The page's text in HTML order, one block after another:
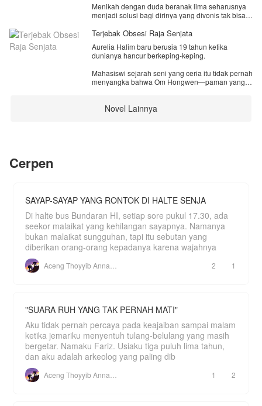
bukan lagi berada di dunianya sendiri, melainkan
masuk ke dalam novel yang semalam ia baca.
memiliki perlindungan plot, juga bukan antagonis
yang berkuasa melainkan hanya seorang figuran.
Seorang figuran yang dalam cerita aslinya dikenal
karena satu hal: tergila-gila pada sang antagonis.
Dan yang paling mengerikan, Asha tahu persis
bagaimana akhir dari karakter itu nasib paling
mengenaskan yang bahkan tak layak disebut
Menikah dengan duda beranak lima seharusnya
menjadi solusi bagi dirinya yang divonis tak bisa
lima anak Pak Baskara telah bersekutu untuk
mengusir setiap wanita yang mencoba
bertahan, atau menjadi nama berikutnya dalam
daftar kegagalan?
Terjebak Obsesi Raja Senjata
Aurelia Halim baru berusia 19 tahun ketika
dunianya hancur berkeping-keping.
Mahasiswi sejarah seni yang ceria itu tidak pernah
menyangka bahwa Om Hongwen—paman yang
makan keluarga—adalah orang yang menjualnya
ke Segitiga Emas.
Renard Kwee.
Sang Serigala Hitam.
Pemimpin tertinggi organisasi Black Wolf—pria
paling berkuasa dan paling ditakuti di seluruh Asia
adalah hukum. Dan ketika semua orang berlutut di
Tidak ada daftar yang ditempel di dinding. Tidak
ada aturan yang dibacakan keras-keras. Namun
**Sepuluh Larangan** Sang Serigala mengikat
setiap napas, setiap langkah, setiap pilihan
Aurelia—dan dia hanya tahu di mana batasnya
setelah melewatinya. Jangan hubungi siapa pun.
Novel Lainnya
Cerpen
SAYAP-SAYAP YANG RONTOK DI HALTE SENJA
Di halte bus Bundaran HI, setiap sore pukul 17.30, ada
seekor malaikat yang kehilangan sayapnya. Namanya
bukan malaikat sungguhan, tapi itu sebutan yang
diberikan orang-orang kepadanya karena wajahnya
2 1
"SUARA RUH YANG TAK PERNAH MATI"
Aku tidak pernah percaya pada keajaiban sampai malam
ketika jemariku menyentuh tulang-belulang yang masih
bergetar. Namaku Fariz. Usiaku tiga puluh lima tahun,
dan aku adalah arkeolog yang paling dib
1 2